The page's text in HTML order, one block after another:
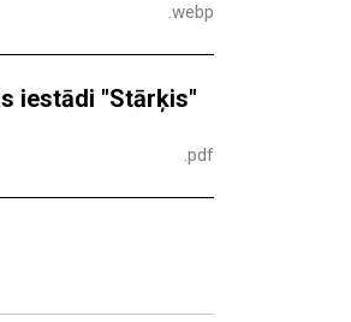
.webp
iestādi "Stārķis"
.pdf